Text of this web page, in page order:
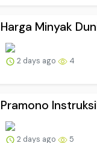
Harga Minyak
2 days ago 4
Pramono
2 days ago 5